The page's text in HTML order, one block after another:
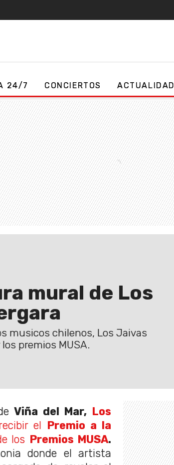
24/7 CONCIERTOS ACTUALIDAD
mural de Los
musicos chilenos, Los Jaivas
premios MUSA.
Viña del Mar, Los
el Premio a la
los Premios MUSA.
donde el artista